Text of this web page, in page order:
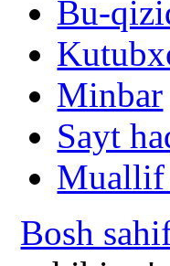
Bu-
Minbar
Sayt
Bosh